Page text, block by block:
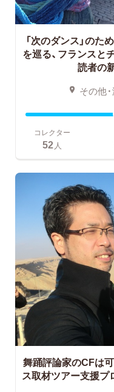
「次のダンス」のた
を巡る、フランスと
読者の
その他
コレクター
52 人
舞踊評論家のCFは
ス取材ツアー支援プ